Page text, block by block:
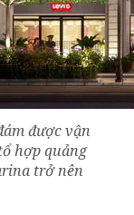
được vận
hợp quảng
trở nên